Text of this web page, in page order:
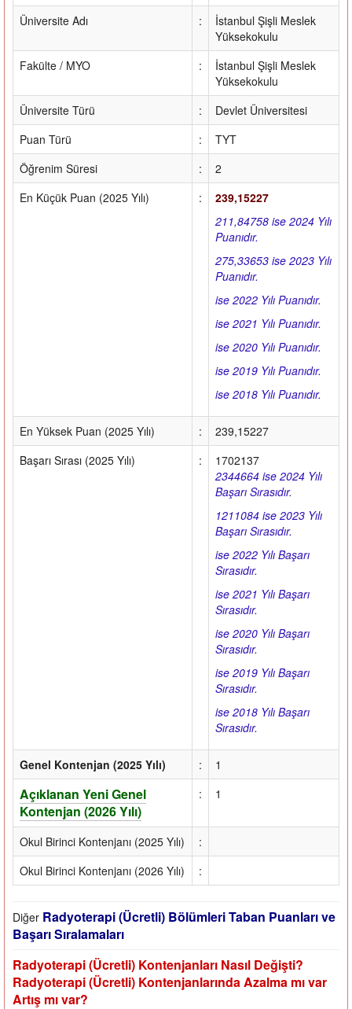
Üniversite Adı
:
İstanbul Şişli Meslek
Yüksekokulu
Fakülte / MYO
:
İstanbul Şişli Meslek
Yüksekokulu
Üniversite Türü
:
Devlet Üniversitesi
Puan Türü
:
TYT
Öğrenim Süresi
:
2
En Küçük Puan (2025 Yılı)
:
239,15227
211,84758 ise 2024 Yılı
Puanıdır.
275,33653 ise 2023 Yılı
Puanıdır.
ise 2022 Yılı Puanıdır.
ise 2021 Yılı Puanıdır.
ise 2020 Yılı Puanıdır.
ise 2019 Yılı Puanıdır.
ise 2018 Yılı Puanıdır.
En Yüksek Puan (2025 Yılı) :
239,15227
Başarı Sırası (2025 Yılı)
:
1702137
2344664 ise 2024 Yılı
Başarı Sırasıdır.
1211084 ise 2023 Yılı
Başarı Sırasıdır.
ise 2022 Yılı Başarı
Sırasıdır.
ise 2021 Yılı Başarı
Sırasıdır.
ise 2020 Yılı Başarı
Sırasıdır.
ise 2019 Yılı Başarı
Sırasıdır.
ise 2018 Yılı Başarı
Sırasıdır.
Genel Kontenjan (2025 Yılı) : 1
Açıklanan Yeni Genel
Kontenjan (2026 Yılı)
: 1
Okul Birinci Kontenjanı (2025 Yılı)
:
Okul Birinci Kontenjanı (2026 Yılı)
:
Diğer Radyoterapi (Ücretli) Bölümleri Taban Puanları ve
Başarı Sıralamaları
Radyoterapi (Ücretli) Kontenjanları Nasıl Değişti?
Radyoterapi (Ücretli) Kontenjanlarında Azalma mı var
Artış mı var?